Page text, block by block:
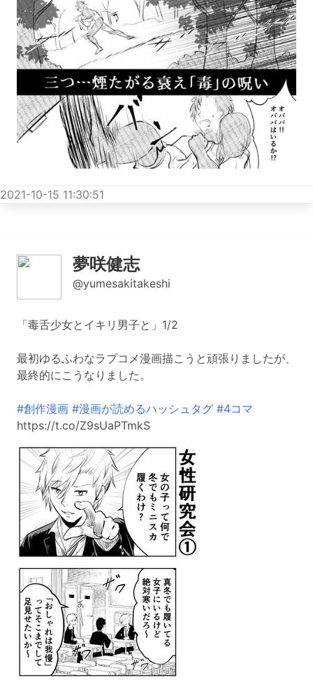
2021-10-15 11:30:51
夢咲健志
@yumesakitakeshi
「毒舌少女とイキリ男子と」1/2
最初ゆるふわなラブコメ漫画描こうと頑張りましたが、
最終的にこうなりました。
#創作漫画 #漫画が読めるハッシュタグ #4コマ
https://t.co/Z9sUaPTmkS